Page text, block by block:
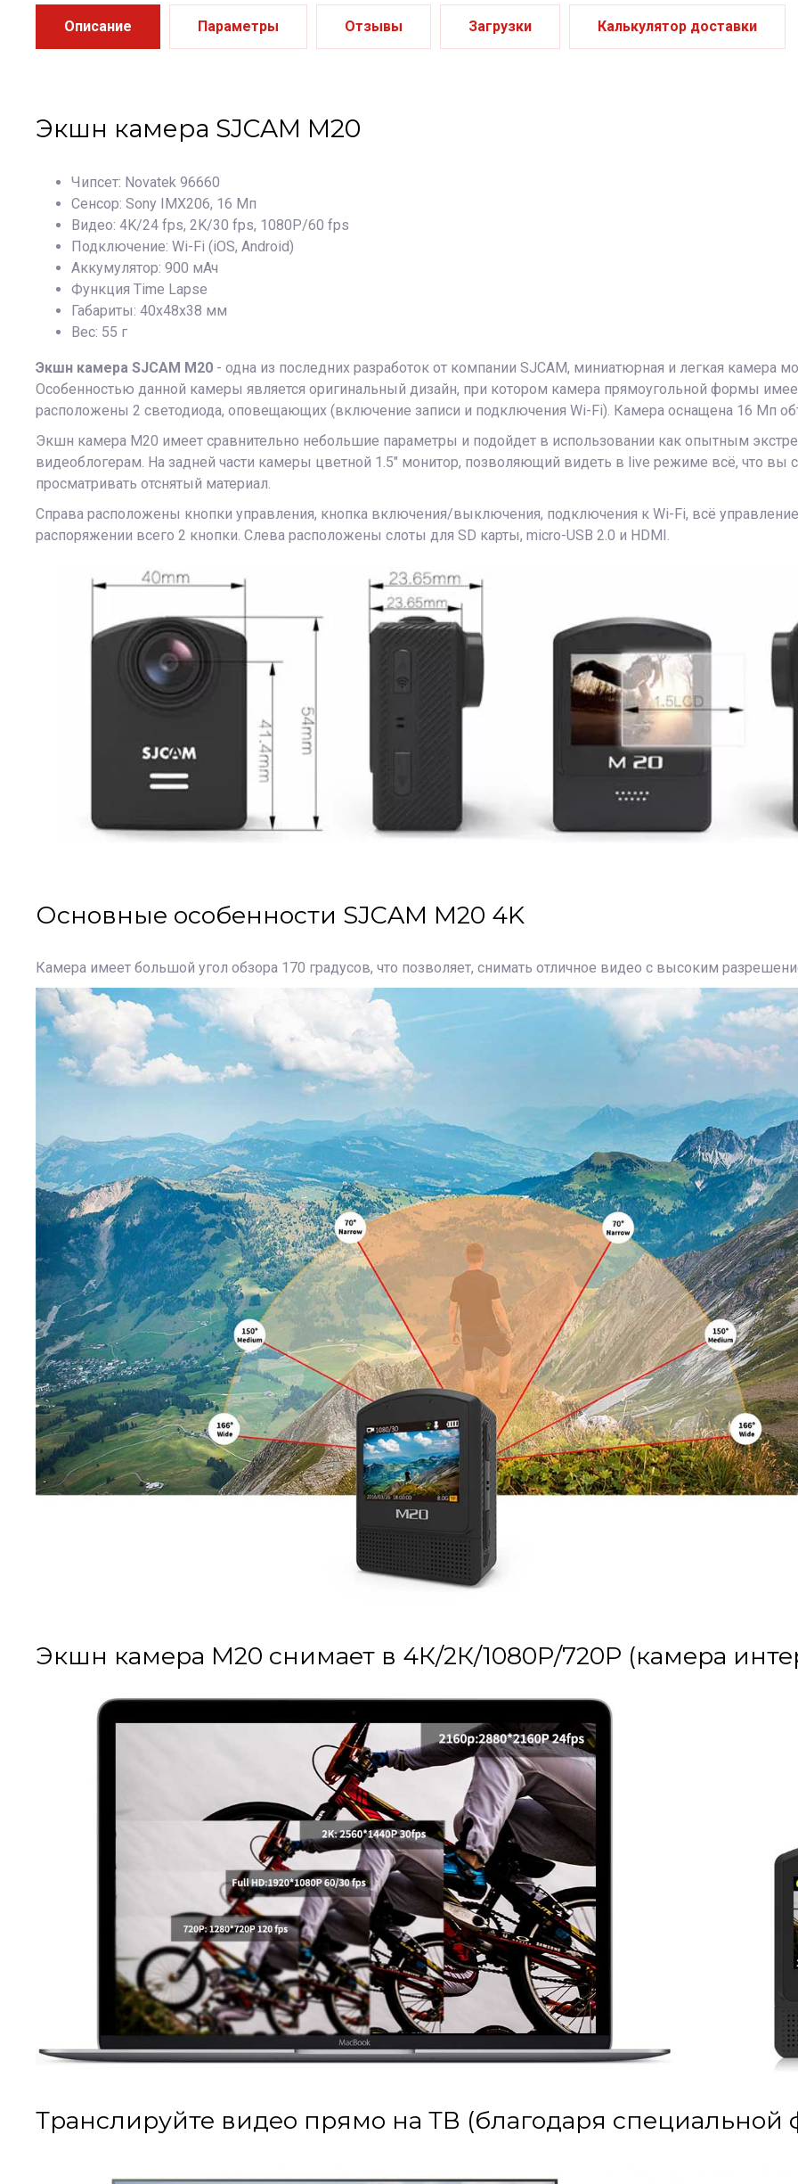
Описание Параметры Отзывы Загрузки Калькулятор доставки
Экшн камера SJCAM M20
Чипсет: Novatek 96660
Сенсор: Sony IMX206, 16 Мп
Видео: 4K/24 fps, 2K/30 fps, 1080P/60 fps
Подключение: Wi-Fi (iOS, Android)
Аккумулятор: 900 мАч
Функция Time Lapse
Габариты: 40х48х38 мм
Вес: 55 г
Экшн камера SJCAM M20 - одна из последних разработок от компании SJCAM, миниатюрная и легкая камера
Особенностью данной камеры является оригинальный дизайн, при котором камера прямоугольной формы
расположены 2 светодиода, оповещающих (включение записи и подключения Wi-Fi). Камера оснащена 16 Мп
Экшн камера M20 имеет сравнительно небольшие параметры и подойдет в использовании как опытным
видеоблогерам. На задней части камеры цветной 1.5" монитор, позволяющий видеть в live режиме всё, что вы
просматривать отснятый материал.
Справа расположены кнопки управления, кнопка включения/выключения, подключения к Wi-Fi, всё
распоряжении всего 2 кнопки. Слева расположены слоты для SD карты, micro-USB 2.0 и HDMI.
Основные особенности SJCAM M20 4K
Камера имеет большой угол обзора 170 градусов, что позволяет, снимать отличное видео с высоким
Экшн камера M20 снимает в 4К/2К/1080Р/720P (камера
Транслируйте видео прямо на ТВ (благодаря